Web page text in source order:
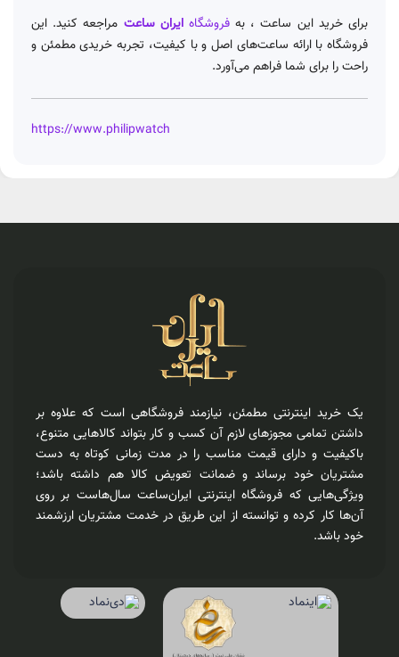
برای خرید این ساعت ، بهفروشگاهایران ساعت مراجعه کنید. این
فروشگاه با ارائه ساعت‌های اصل و با کیفیت، تجربه خریدی مطمئن و
راحت را برای شما فراهم می‌آورد.
https://www.philipwatch
یک خرید اینترنتی مطمئن، نیازمند فروشگاهی است که علاوه بر
داشتن تمامی مجوزهای لازم آن کسب و کار بتواند کالاهایی متنوع،
باکیفیت و دارای قیمت مناسب را در مدت زمانی کوتاه به دست
مشتریان خود برساند و ضمانت تعویض کالا هم داشته باشد؛
ویژگی‌هایی که فروشگاه اینترنتی ایران‌ساعت سال‌هاست بر روی
آن‌ها کار کرده و توانسته از این طریق در خدمت مشتریان ارزشمند
خود باشد.